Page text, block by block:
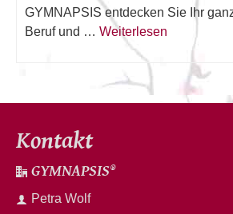
GYMNAPSIS entdecken Sie Ihr
Beruf und … Weiterlesen
Kontakt
GYMNAPSIS®
Petra Wolf